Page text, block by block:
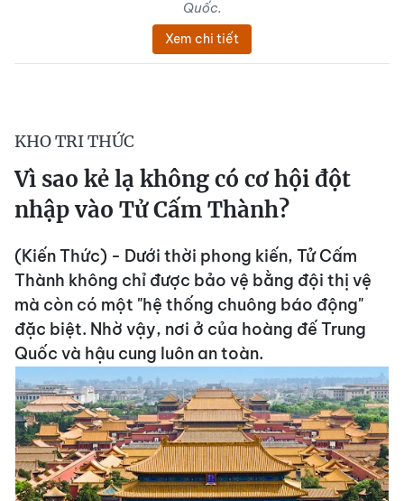
Quốc.
Xem chi tiết
KHO TRI THỨC
Vì sao kẻ lạ không có cơ hội đột
nhập vào Tử Cấm Thành?
(Kiến Thức) - Dưới thời phong kiến, Tử Cấm
Thành không chỉ được bảo vệ bằng đội thị vệ
mà còn có một "hệ thống chuông báo động"
đặc biệt. Nhờ vậy, nơi ở của hoàng đế Trung
Quốc và hậu cung luôn an toàn.